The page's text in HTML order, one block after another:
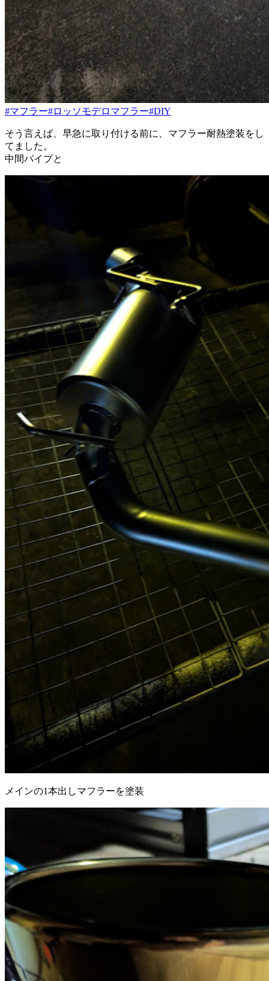
#マフラー#ロッソモデロマフラー#DIY
そう言えば、早急に取り付ける前に、マフラー耐熱塗装をし
てました。
中間パイプと
メインの1本出しマフラーを塗装